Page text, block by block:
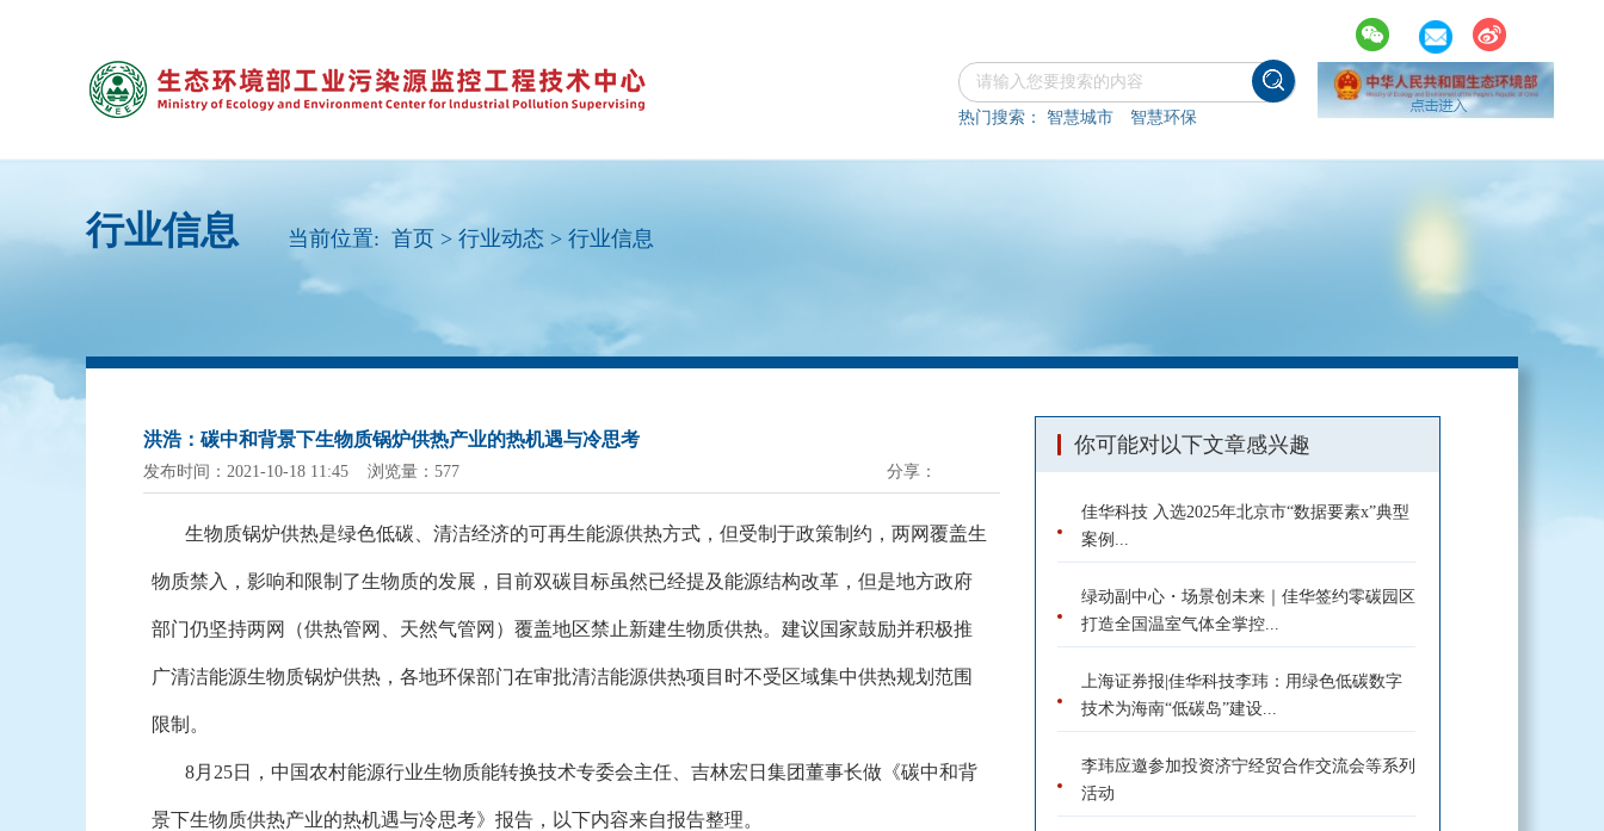
热门搜索： 智慧城市 智慧环保
行业信息 当前位置: 首页 > 行业动态 > 行业信息
洪浩：碳中和背景下生物质锅炉供热产业的热机遇与冷思考
发布时间：2021-10-18 11:45 浏览量：577 分享：
生物质锅炉供热是绿色低碳、清洁经济的可再生能源供热方式，但受制于政策制约，两网覆盖生
物质禁入，影响和限制了生物质的发展，目前双碳目标虽然已经提及能源结构改革，但是地方政府
部门仍坚持两网（供热管网、天然气管网）覆盖地区禁止新建生物质供热。建议国家鼓励并积极推
广清洁能源生物质锅炉供热，各地环保部门在审批清洁能源供热项目时不受区域集中供热规划范围
限制。
8月25日，中国农村能源行业生物质能转换技术专委会主任、吉林宏日集团董事长做《碳中和背
景下生物质供热产业的热机遇与冷思考》报告，以下内容来自报告整理。
你可能对以下文章感兴趣
佳华科技 入选2025年北京市“数据要素x”典型
案例...
绿动副中心・场景创未来｜佳华签约零碳园区
打造全国温室气体全掌控...
上海证券报|佳华科技李玮：用绿色低碳数字
技术为海南“低碳岛”建设...
李玮应邀参加投资济宁经贸合作交流会等系列
活动